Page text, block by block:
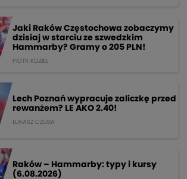
Jaki Raków Częstochowa zobaczymy
dzisiaj w starciu ze szwedzkim
Hammarby? Gramy o 205 PLN!
PIOTR KOZIEL
Lech Poznań wypracuje zaliczkę przed
rewanżem? LE AKO 2.40!
ŁUKASZ CZUBA
Raków – Hammarby: typy i kursy
(6.08.2026)